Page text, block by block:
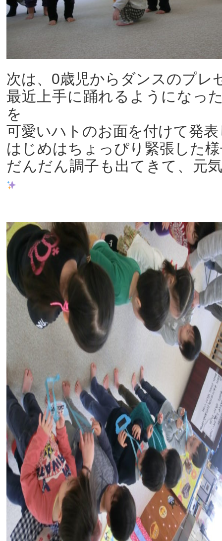
次は、0歳児からダンスのプレ
最近上手に踊れるようになっ
を
可愛いハトのお面を付けて発
はじめはちょっぴり緊張した
だんだん調子も出てきて、元